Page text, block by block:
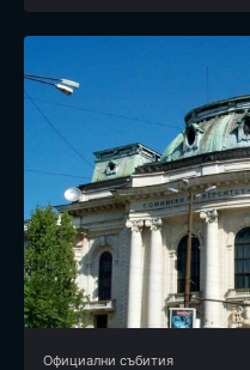
Официални събития